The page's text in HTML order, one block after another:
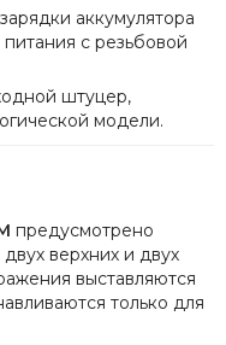
аккумулятора
с резьбовой
штуцер,
модели.
предусмотрено
верхних и двух
выставляются
только для